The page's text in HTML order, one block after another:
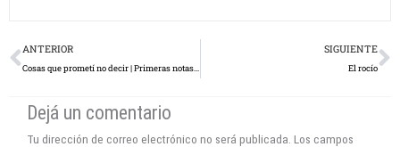
Prev
ANTERIOR
Cosas que prometí no decir | Primeras notas sobre Joker
SIGUIENTE
El rocío
Dejá un comentario
Tu dirección de correo electrónico no será publicada. Los campos